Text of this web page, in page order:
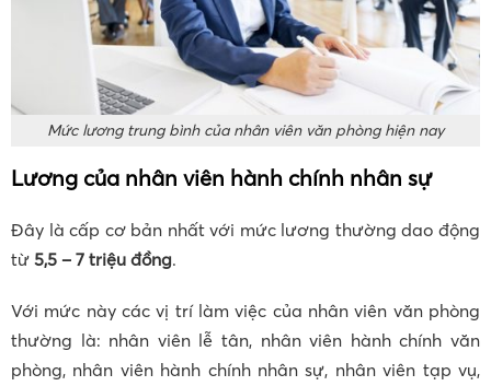
Mức lương trung bình của nhân viên văn phòng hiện nay
Lương của nhân viên hành chính nhân sự
Đây là cấp cơ bản nhất với mức lương thường dao động
từ 5,5 – 7 triệu đồng.
Với mức này các vị trí làm việc của nhân viên văn phòng
thường là: nhân viên lễ tân, nhân viên hành chính văn
phòng, nhân viên hành chính nhân sự, nhân viên tạp vụ,